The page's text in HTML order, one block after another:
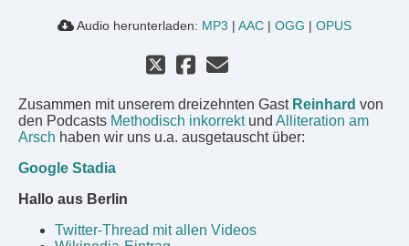
Audio herunterladen: MP3 | AAC | OGG | OPUS
Zusammen mit unserem dreizehnten Gast Reinhard von
den Podcasts Methodisch inkorrektund Alliteration am
Arsch haben wir uns u.a. ausgetauscht über:
Google Stadia
Hallo aus Berlin
Twitter-Thread mit allen Videos